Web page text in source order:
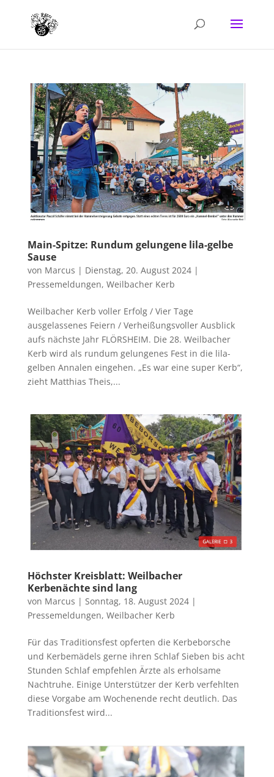
Main-Spitze: Rundum gelungene lila-gelbe
Sause
von Marcus | Dienstag, 20. August 2024|
Pressemeldungen, Weilbacher Kerb
Weilbacher Kerb voller Erfolg / Vier Tage
ausgelassenes Feiern / Verheißungsvoller Ausblick
aufs nächste Jahr FLÖRSHEIM. Die 28. Weilbacher
Kerb wird als rundum gelungenes Fest in die lila-
gelben Annalen eingehen. „Es war eine super Kerb“,
zieht Matthias Theis,...
Höchster Kreisblatt: Weilbacher
Kerbenächte sind lang
von Marcus | Sonntag, 18. August 2024|
Pressemeldungen, Weilbacher Kerb
Für das Traditionsfest opferten die Kerbeborsche
und Kerbemädels gerne ihren Schlaf Sieben bis acht
Stunden Schlaf empfehlen Ärzte als erholsame
Nachtruhe. Einige Unterstützer der Kerb verfehlten
diese Vorgabe am Wochenende recht deutlich. Das
Traditionsfest wird...